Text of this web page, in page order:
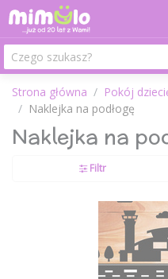
Strona główna Pokój
Naklejka na podłogę
Naklejka na
Filtr